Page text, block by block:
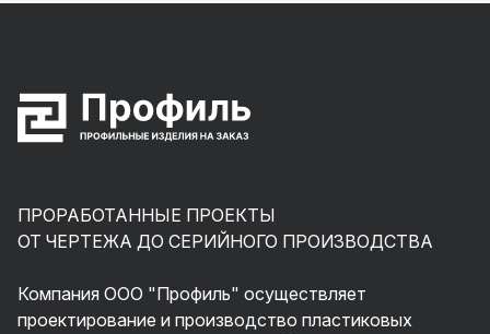
ПРОРАБОТАННЫЕ ПРОЕКТЫ
ОТ ЧЕРТЕЖА ДО СЕРИЙНОГО ПРОИЗВОДСТВА
Компания ООО "Профиль" осуществляет
проектирование и производство пластиковых